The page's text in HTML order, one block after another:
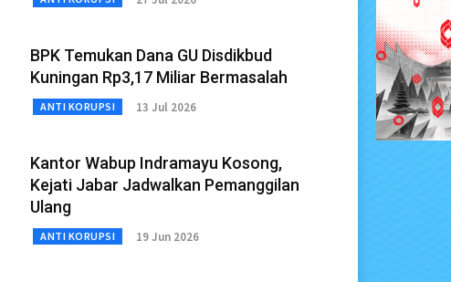
BPK Temukan Dana GU Disdikbud
Kuningan Rp3,17 Miliar Bermasalah
ANTI KORUPSI 13 Jul 2026
Kantor Wabup Indramayu Kosong,
Kejati Jabar Jadwalkan Pemanggilan
Ulang
ANTI KORUPSI 19 Jun 2026